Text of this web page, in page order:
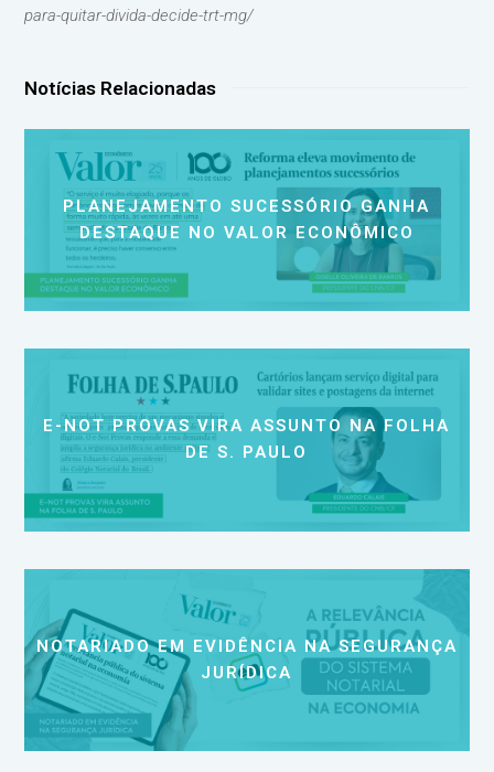
para-quitar-divida-decide-trt-mg/
Notícias Relacionadas
PLANEJAMENTO SUCESSÓRIO GANHA
DESTAQUE NO VALOR ECONÔMICO
E-NOT PROVAS VIRA ASSUNTO NA FOLHA
DE S. PAULO
NOTARIADO EM EVIDÊNCIA NA SEGURANÇA
JURÍDICA